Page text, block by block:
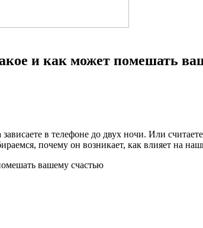
и как может помешать
в телефоне до двух ночи. Или
почему он возникает, как влияет на